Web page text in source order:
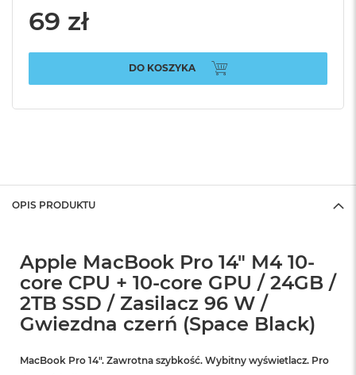
69 zł
DO KOSZYKA
OPIS PRODUKTU
Apple MacBook Pro 14" M4 10-
core CPU + 10-core GPU / 24GB /
2TB SSD / Zasilacz 96 W /
Gwiezdna czerń (Space Black)
MacBook Pro 14″. Zawrotna szybkość. Wybitny wyświetlacz. Pro